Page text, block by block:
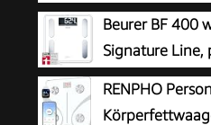
BMI, Muskelmasse,
Körperwaage mit
Beurer BF 400
Signature Line,
für bis zu 10
großem Invers-LCD-
RENPHO